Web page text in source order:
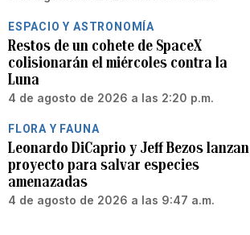
ESPACIO Y ASTRONOMÍA
Restos de un cohete de SpaceX
colisionarán el miércoles contra la
Luna
4 de agosto de 2026 a las 2:20 p.m.
FLORA Y FAUNA
Leonardo DiCaprio y Jeff Bezos lanzan
proyecto para salvar especies
amenazadas
4 de agosto de 2026 a las 9:47 a.m.